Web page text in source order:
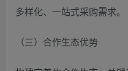
多样化、一站式采购需求。
（三）合作生态优势